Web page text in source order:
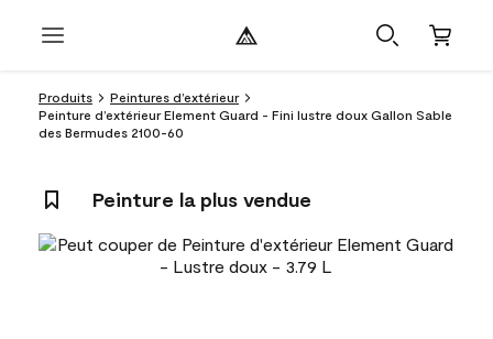
Produits
Peintures d’extérieur
Peinture d’extérieur Element Guard - Fini lustre doux Gallon Sable
des Bermudes 2100-60
Peinture la plus vendue